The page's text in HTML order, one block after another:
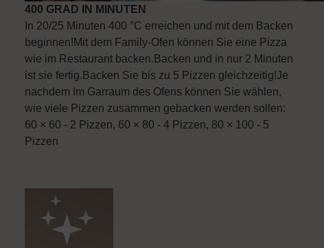
400 GRAD IN MINUTEN
In 20/25 Minuten 400 °C erreichen und mit dem Backen
beginnen!Mit dem Family-Ofen können Sie eine Pizza
wie im Restaurant backen.Backen und in nur 2 Minuten
ist sie fertig.Backen Sie bis zu 5 Pizzen gleichzeitig!Je
nachdem Im Garraum des Ofens können Sie wählen,
wie viele Pizzen zusammen gebacken werden sollen:
60 × 60 - 2 Pizzen, 60 × 80 - 4 Pizzen, 80 × 100 - 5
Pizzen